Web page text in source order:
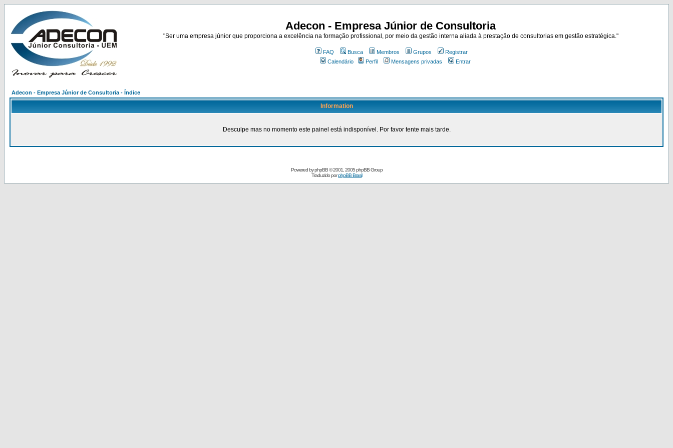
Adecon - Empresa Júnior de Consultoria
"Ser uma empresa júnior que proporciona a excelência na formação profissional, por meio da gestão interna aliada à prestação de consultorias em gestão estratégica."
FAQ Busca Membros Grupos
Registrar
Calendário
Perfil Mensagens privadas Entrar
Adecon - Empresa Júnior de Consultoria - Índice
Information
Desculpe mas no momento este painel está indisponível. Por favor tente mais tarde.
Powered byphpBB© 2001, 2005 phpBB Group
Traduzido porphpBB Brasil